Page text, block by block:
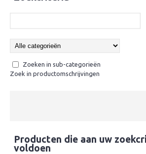
Zoeken in sub-categorieën
Zoek in productomschrijvingen
Producten die aan uw
voldoen